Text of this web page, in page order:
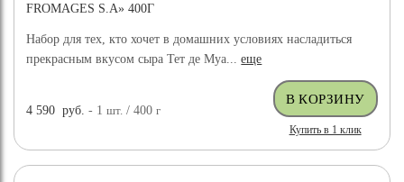
FROMAGES S.A» 400Г
Набор для тех, кто хочет в домашних условиях насладиться
прекрасным вкусом сыра Тет де Муа...еще
4 590 руб. - 1шт. / 400г
Купить в 1 клик